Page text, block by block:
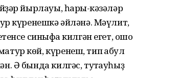
йырлауы, һарыҡ-кәзәләр
күренешкә әйләнә. Мәүлит,
синыфҡа килгән егет, ошо
көй, күренеш, тип ҡабул
Ә бында килгәс, туҡтауһыҙ